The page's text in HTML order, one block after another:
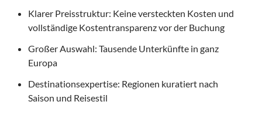
Klarer Preisstruktur: Keine versteckten Kosten und
vollständige Kostentransparenz vor der Buchung
Großer Auswahl: Tausende Unterkünfte in ganz
Europa
Destinationsexpertise: Regionen kuratiert nach
Saison und Reisestil